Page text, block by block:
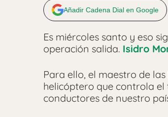
Añadir Cadena Dial en Google
Es miércoles santo y eso
operación salida. Isidro
Para ello, el maestro de las
helicóptero que controla
conductores de nuestro